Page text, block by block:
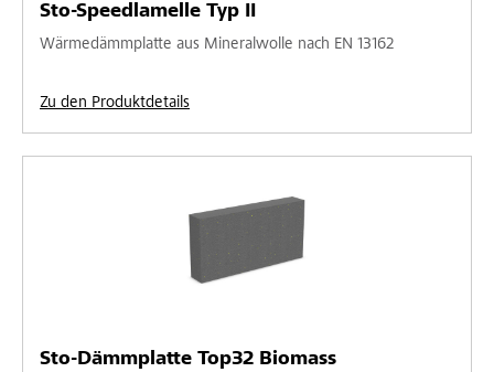
Sto-Speedlamelle Typ II
Wärmedämmplatte aus Mineralwolle nach EN 13162
Zu den Produktdetails
Sto-Dämmplatte Top32 Biomass